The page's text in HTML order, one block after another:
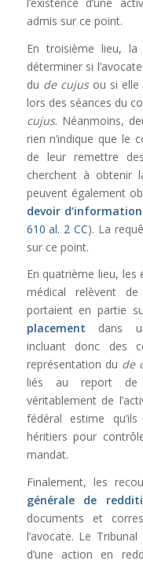
admis sur ce point.
En troisième lieu,
déterminer si
du de cujus ou si elle
lors des séances du
cujus. Néanmoins,
rien n’indique que le
de leur remettre
cherchent à obtenir
peuvent également
devoir
610 al. 2 CC). La
sur ce point.
En quatrième lieu, les
médical relèvent
portaient en partie
placement dans
incluant donc des
représentation du de
liés au report de
véritablement de
fédéral estime
héritiers pour
mandat.
Finalement, les
générale de
documents et
l’avocate. Le
d’une action en